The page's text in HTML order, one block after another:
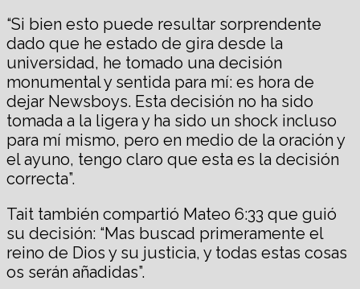
“Si bien esto puede resultar sorprendente
dado que he estado de gira desde la
universidad, he tomado una decisión
monumental y sentida para mí: es hora de
dejar Newsboys. Esta decisión no ha sido
tomada a la ligera y ha sido un shock incluso
para mí mismo, pero en medio de la oración y
el ayuno, tengo claro que esta es la decisión
correcta”.
Tait también compartió Mateo 6:33 que guió
su decisión: “Mas buscad primeramente el
reino de Dios y su justicia, y todas estas cosas
os serán añadidas”.